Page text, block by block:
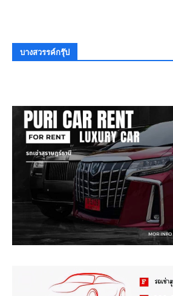
บางสวรรค์กรุ๊ป